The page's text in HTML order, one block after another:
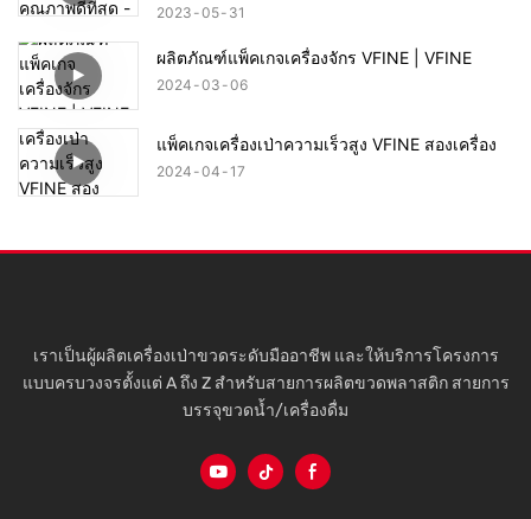
2023 05 31
ผลิตภัณฑ์แพ็คเกจเครื่องจักร VFINE | VFINE
2024 03 06
แพ็คเกจเครื่องเป่าความเร็วสูง VFINE สองเครื่อง
2024 04 17
เราเป็นผู้ผลิตเครื่องเป่าขวดระดับมืออาชีพ และให้บริการโครงการ
แบบครบวงจรตั้งแต่ A ถึง Z สำหรับสายการผลิตขวดพลาสติก สายการ
บรรจุขวดน้ำ/เครื่องดื่ม